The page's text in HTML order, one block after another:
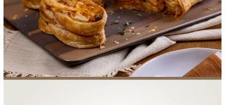
FOOD SERVICE EMPRESA AGENDA DE CURSOS